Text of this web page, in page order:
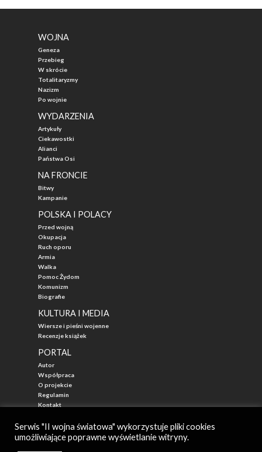
WOJNA
Geneza
Przebieg
W skrócie
Totalitaryzmy
Nazizm
Po wojnie
WYDARZENIA
Artykuły
Ciekawostki
Alianci
Państwa Osi
NA FRONCIE
Bitwy
Kampanie
POLSKA I POLACY
Przed wojną
Okupacja
Ruch oporu
Armia
Walka
Pomoc Żydom
Komunizm
Biografie
KULTURA I MEDIA
Wiersze i pieśni wojenne
Recenzje książek
PORTAL
Autor
Współpraca
O projekcie
Regulamin
Kontakt
Serwis "II wojna światowa" wykorzystuje pliki cookies
umożliwiające poprawne wyświetlanie witryny.